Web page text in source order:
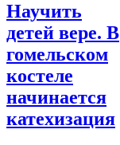
Научить
детей вере. В
гомельском
костеле
начинается
катехизация